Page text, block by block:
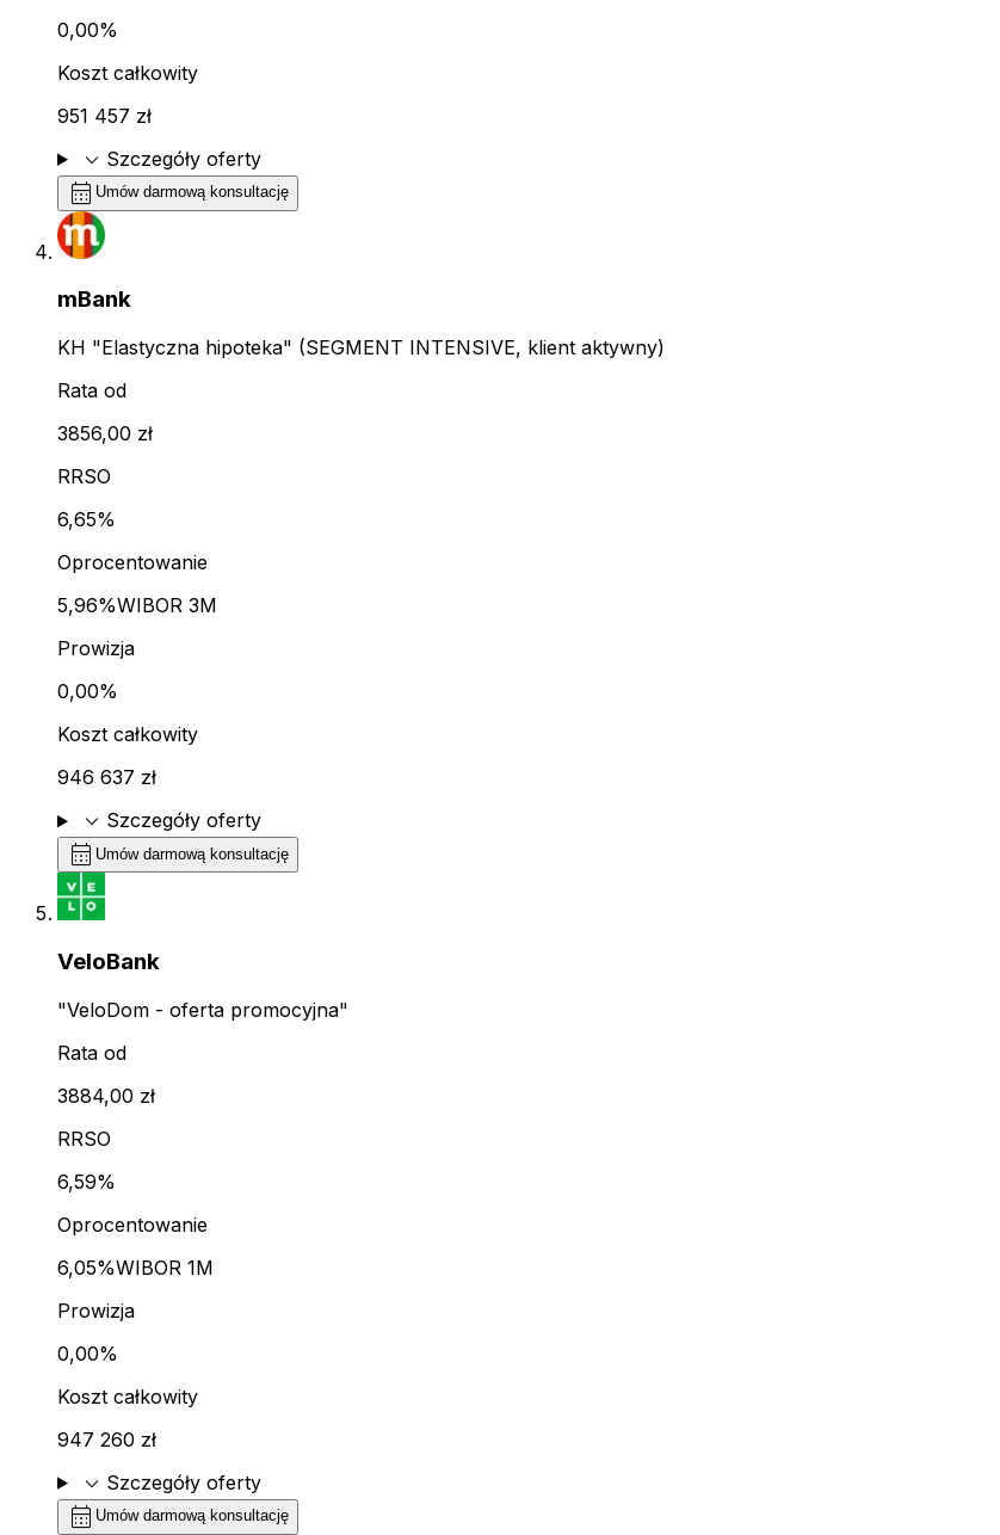
0,00%
Koszt całkowity
951 457 zł
expand_more Szczegóły oferty
calendar_month Umów darmową konsultację
mBank
KH "Elastyczna hipoteka" (SEGMENT INTENSIVE, klient aktywny)
Rata od
3856,00 zł
RRSO
6,65%
Oprocentowanie
5,96%WIBOR 3M
Prowizja
0,00%
Koszt całkowity
946 637 zł
expand_more Szczegóły oferty
calendar_month Umów darmową konsultację
VeloBank
"VeloDom - oferta promocyjna"
Rata od
3884,00 zł
RRSO
6,59%
Oprocentowanie
6,05%WIBOR 1M
Prowizja
0,00%
Koszt całkowity
947 260 zł
expand_more Szczegóły oferty
calendar_month Umów darmową konsultację